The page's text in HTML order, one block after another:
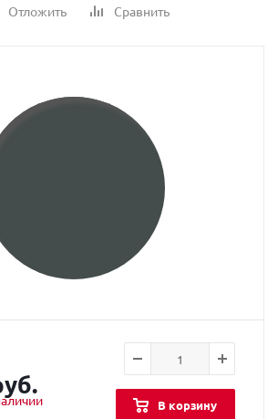
Отложить Сравнить
В корзину